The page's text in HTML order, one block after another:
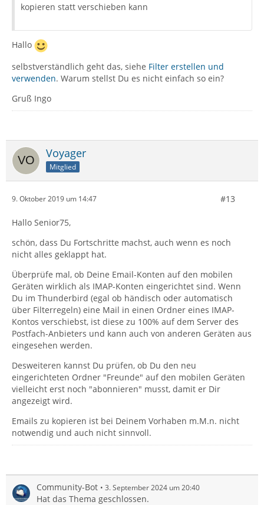
kopieren statt verschieben kann
Hallo
selbstverständlich geht das, siehe Filter erstellen und
verwenden. Warum stellst Du es nicht einfach so ein?
Gruß Ingo
Voyager
Mitglied
9. Oktober 2019 um 14:47 #13
Hallo Senior75,
schön, dass Du Fortschritte machst, auch wenn es noch
nicht alles geklappt hat.
Überprüfe mal, ob Deine Email-Konten auf den mobilen
Geräten wirklich als IMAP-Konten eingerichtet sind. Wenn
Du im Thunderbird (egal ob händisch oder automatisch
über Filterregeln) eine Mail in einen Ordner eines IMAP-
Kontos verschiebst, ist diese zu 100% auf dem Server des
Postfach-Anbieters und kann auch von anderen Geräten aus
eingesehen werden.
Desweiteren kannst Du prüfen, ob Du den neu
eingerichteten Ordner "Freunde" auf den mobilen Geräten
vielleicht erst noch "abonnieren" musst, damit er Dir
angezeigt wird.
Emails zu kopieren ist bei Deinem Vorhaben m.M.n. nicht
notwendig und auch nicht sinnvoll.
Community-Bot 3. September 2024 um 20:40
Hat das Thema geschlossen.